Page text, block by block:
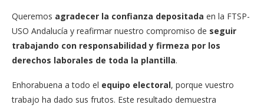
Queremos agradecer la confianza depositada en la FTSP-
USO Andalucía y reafirmar nuestro compromiso de seguir
trabajando con responsabilidad y firmeza por los
derechos laborales de toda la plantilla.
Enhorabuena a todo el equipo electoral, porque vuestro
trabajo ha dado sus frutos. Este resultado demuestra